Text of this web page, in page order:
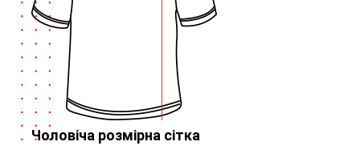
Чоловіча розмірна сітка